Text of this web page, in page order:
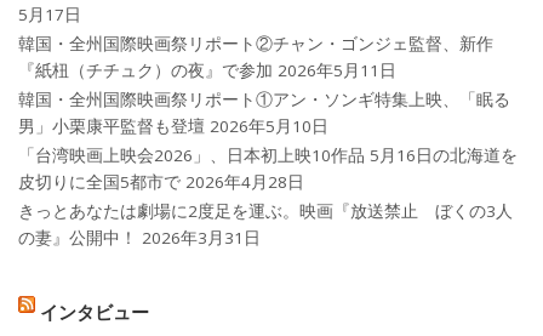
5月17日
韓国・全州国際映画祭リポート②チャン・ゴンジェ監督、新作
『紙杻（チチュク）の夜』で参加 2026年5月11日
韓国・全州国際映画祭リポート①アン・ソンギ特集上映、「眠る
男」小栗康平監督も登壇 2026年5月10日
「台湾映画上映会2026」、日本初上映10作品 5月16日の北海道を
皮切りに全国5都市で 2026年4月28日
きっとあなたは劇場に2度足を運ぶ。映画『放送禁止 ぼくの3人
の妻』公開中！
2026年3月31日
インタビュー